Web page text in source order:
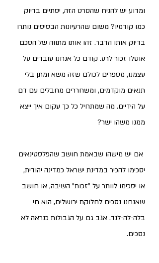
ומדוע יש להניח שהסרט הזה, יסתיים בדיוק
כמו קודמיו? משום שהרעיונות הבסיסים נותרו
בדיוק אותו הדבר. זהו אותו מתווה של הסכם
אוסלו זכור לרע. קודם כל אנחנו עובדים על
עצמנו, מספרים לכולם שזה משא ומתן בלי
תנאים מוקדמים, ומשחררים מחבלים עם דם
על הידיים. מה שמתחיל כל כך עקום איך ייצא
ממנו משהו ישר?
אם יש מישהו שבאמת חושב שהפלסטינאים
יסכימו להכיר במדינת ישראל כמדינה יהודית,
או יסכימו לוותר על "זכות" השיבה, או חושב
שאנחנו נסכים לחלוקת ירושלים, הוא חי
בלה-לה-לנד. אגב גם על הגבולות כנראה לא
נסכים.